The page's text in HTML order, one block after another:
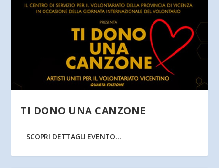
TI DONO UNA CANZONE
SCOPRI DETTAGLI EVENTO...